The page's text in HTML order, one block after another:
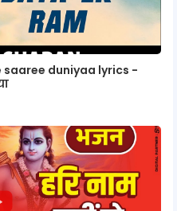
duniyaa lyrics -